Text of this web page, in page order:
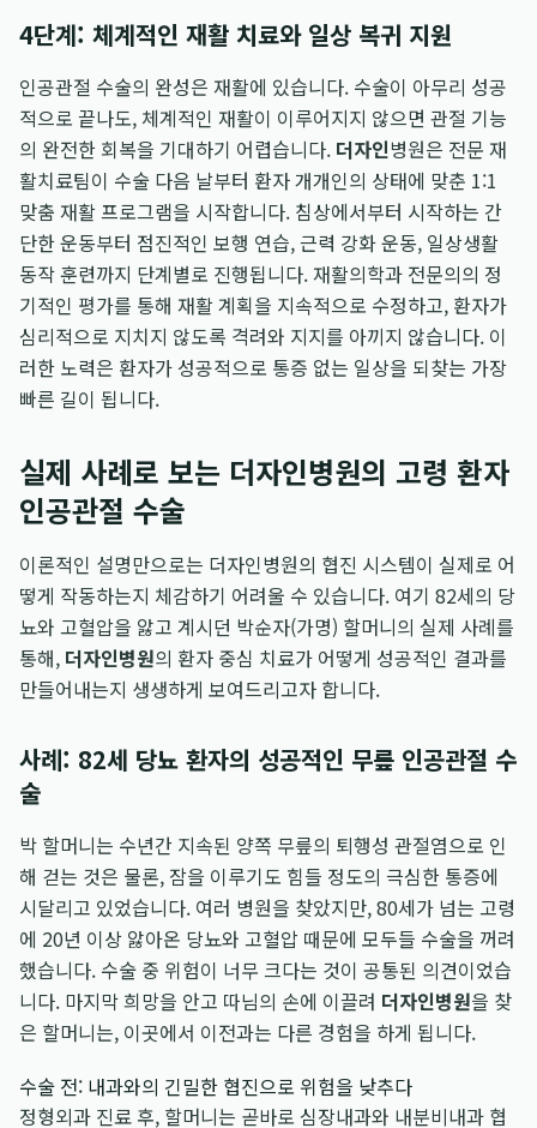
4단계: 체계적인 재활 치료와 일상 복귀 지원
인공관절 수술의 완성은 재활에 있습니다. 수술이 아무리 성공
적으로 끝나도, 체계적인 재활이 이루어지지 않으면 관절 기능
의 완전한 회복을 기대하기 어렵습니다. 더자인병원은 전문 재
활치료팀이 수술 다음 날부터 환자 개개인의 상태에 맞춘 1:1
맞춤 재활 프로그램을 시작합니다. 침상에서부터 시작하는 간
단한 운동부터 점진적인 보행 연습, 근력 강화 운동, 일상생활
동작 훈련까지 단계별로 진행됩니다. 재활의학과 전문의의 정
기적인 평가를 통해 재활 계획을 지속적으로 수정하고, 환자가
심리적으로 지치지 않도록 격려와 지지를 아끼지 않습니다. 이
러한 노력은 환자가 성공적으로 통증 없는 일상을 되찾는 가장
빠른 길이 됩니다.
실제 사례로 보는 더자인병원의 고령 환자
인공관절 수술
이론적인 설명만으로는 더자인병원의 협진 시스템이 실제로 어
떻게 작동하는지 체감하기 어려울 수 있습니다. 여기 82세의 당
뇨와 고혈압을 앓고 계시던 박순자(가명) 할머니의 실제 사례를
통해, 더자인병원의 환자 중심 치료가 어떻게 성공적인 결과를
만들어내는지 생생하게 보여드리고자 합니다.
사례: 82세 당뇨 환자의 성공적인 무릎 인공관절 수
술
박 할머니는 수년간 지속된 양쪽 무릎의 퇴행성 관절염으로 인
해 걷는 것은 물론, 잠을 이루기도 힘들 정도의 극심한 통증에
시달리고 있었습니다. 여러 병원을 찾았지만, 80세가 넘는 고령
에 20년 이상 앓아온 당뇨와 고혈압 때문에 모두들 수술을 꺼려
했습니다. 수술 중 위험이 너무 크다는 것이 공통된 의견이었습
니다. 마지막 희망을 안고 따님의 손에 이끌려 더자인병원을 찾
은 할머니는, 이곳에서 이전과는 다른 경험을 하게 됩니다.
수술 전: 내과와의 긴밀한 협진으로 위험을 낮추다
정형외과 진료 후, 할머니는 곧바로 심장내과와 내분비내과 협